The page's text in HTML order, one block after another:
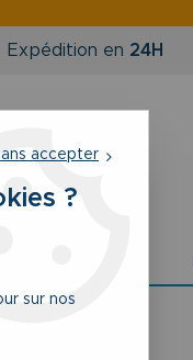
Expédition en 24H
accepter
?
sur nos